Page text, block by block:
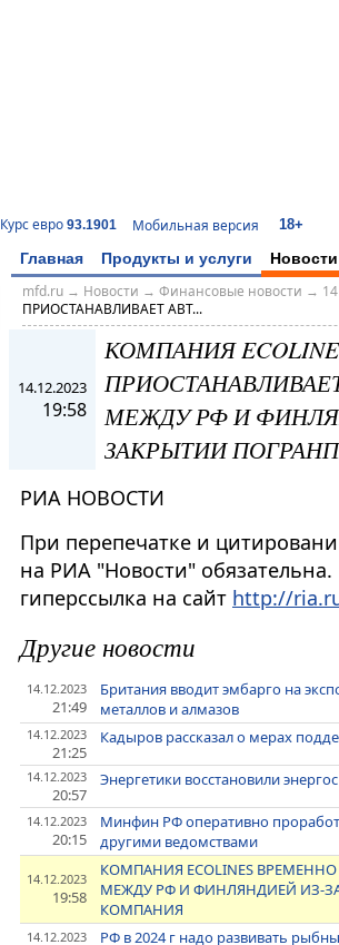
Курс евро 93.1901 Мобильная версия 18+
Главная Продукты и услуги Новости
mfd.ru→ Новости → Финансовые новости →
ПРИОСТАНАВЛИВАЕТ АВТ...
14.12.2023
19:58
КОМПАНИЯ
МЕЖДУ РФ И
ЗАКРЫТИИ
РИА НОВОСТИ
При перепечатке и
на РИА "Новости"
гиперссылка на сайт http://
Другие новости
14.12.2023
21:49
Британия вводит эмбарго на
металлов и алмазов
14.12.2023
21:25
Кадыров рассказал о мерах
14.12.2023
20:57
Энергетики восстановили
14.12.2023
20:15
Минфин РФ оперативно
другими ведомствами
14.12.2023
19:58
КОМПАНИЯ ECOLINES
МЕЖДУ РФ И ФИНЛЯНДИЕЙ ИЗ-
КОМПАНИЯ
14.12.2023
РФ в 2024 г надо развивать